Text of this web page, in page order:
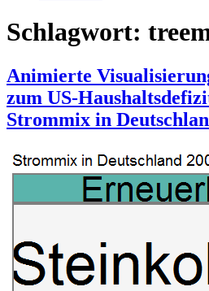
Schlagwort:
Animierte
zum US-
Strommix in